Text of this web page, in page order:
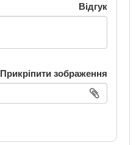
Відгук
Прикріпити зображення